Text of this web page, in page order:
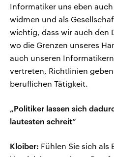
Informatiker uns eben
widmen und als
wichtig, dass wir auch den
wo die Grenzen unseres
auch unseren
vertreten, Richtlinien
beruflichen Tätigkeit.
„Politiker lassen sich
lautesten schreit“
Kloiber: Fühlen Sie sich als